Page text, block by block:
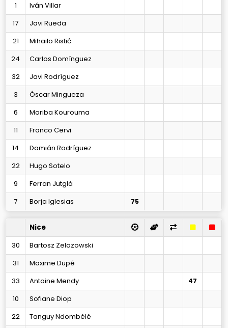
1
Iván Villar
17
Javi Rueda
21
Mihailo Ristić
24
Carlos Domínguez
32
Javi Rodríguez
3
Óscar Mingueza
6
Moriba Kourouma
11
Franco Cervi
14
Damián Rodríguez
22
Hugo Sotelo
9
Ferran Jutglà
7
Borja Iglesias 75
Nice
30
Bartosz Zelazowski
31
Maxime Dupé
33
Antoine Mendy 47
10
Sofiane Diop
22
Tanguy Ndombélé